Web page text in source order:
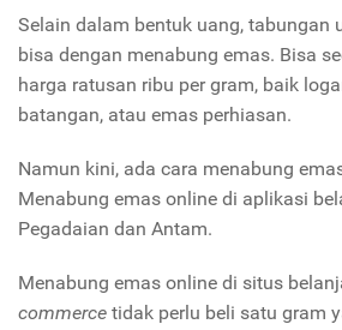
Selain dalam bentuk uang, tabungan
bisa dengan menabung emas. Bisa
harga ratusan ribu per gram, baik
batangan, atau emas perhiasan.
Namun kini, ada cara menabung
Menabung emas online di aplikasi
Pegadaian dan Antam.
Menabung emas online di situs
commerce tidak perlu beli satu gram